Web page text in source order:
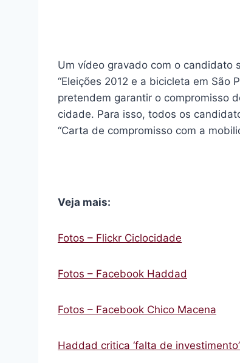
Um vídeo gravado com o candidato
“Eleições 2012 e a bicicleta em São
pretendem garantir o compromisso
cidade. Para isso, todos os
“Carta de compromisso com a
Veja mais:
Fotos – Flickr Ciclocidade
Fotos – Facebook Haddad
Fotos – Facebook Chico Macena
Haddad critica ‘falta de